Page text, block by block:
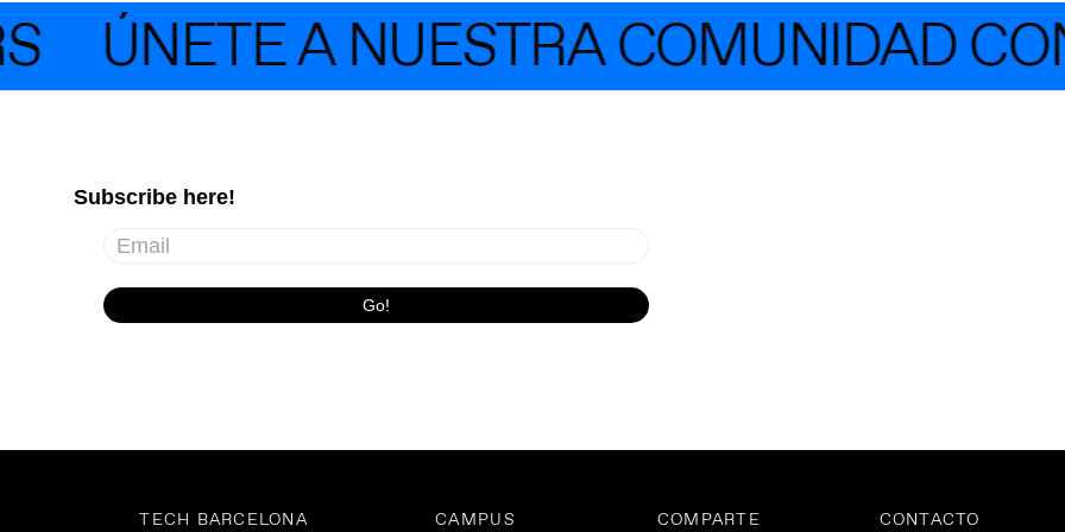
ÚNETE A NUESTRA COMUNIDAD
TECH BARCELONA CAMPUS COMPARTE CONTACTO